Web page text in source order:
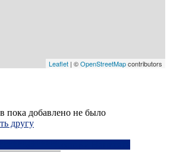
Leaflet | ©OpenStreetMapcontributors
пока добавлено не было
другу